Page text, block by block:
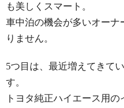
も美しくスマート。
車中泊の機会が多いオーナ
りません。
5つ目は、最近増えてきて
す。
トヨタ純正ハイエース用